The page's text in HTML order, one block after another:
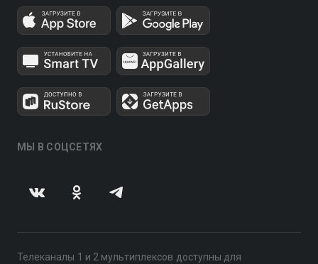
МЫ В СОЦСЕТЯХ
Телеканалы 1 и 2 мультиплексов доступны для